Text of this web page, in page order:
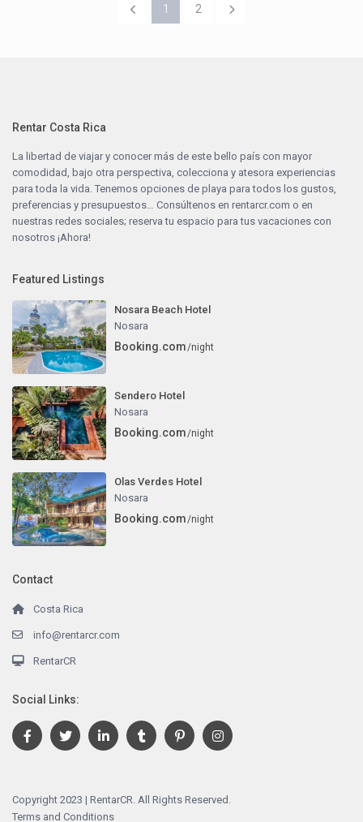
1 2
Rentar Costa Rica
La libertad de viajar y conocer más de este bello país con mayor
comodidad, bajo otra perspectiva, colecciona y atesora experiencias
para toda la vida. Tenemos opciones de playa para todos los gustos,
preferencias y presupuestos… Consúltenos enrentarcr.com o en
nuestras redes sociales; reserva tu espacio para tus vacaciones con
nosotros ¡Ahora!
Featured Listings
Nosara Beach Hotel
Nosara
Booking.com/night
Sendero Hotel
Nosara
Booking.com/night
Olas Verdes Hotel
Nosara
Booking.com/night
Contact
Costa Rica
info@rentarcr.com
RentarCR
Social Links:
Copyright 2023 | RentarCR. All Rights Reserved.
Terms and Conditions